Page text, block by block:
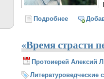
Подробнеео «Поэту в
«Время страсти
Протоиерей Алексий
Литературоведческие